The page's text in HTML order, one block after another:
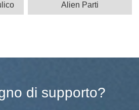
Alien Parti
di supporto?